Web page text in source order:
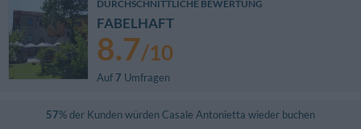
DURCHSCHNITTLICHE BEWERTUNG
FABELHAFT
8.7/10
Auf 7 Umfragen
57% der Kunden würdenCasale Antonietta wieder buchen